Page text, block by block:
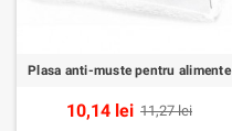
Plasa anti-muste pentru alimente
10,14 lei 11,27 lei